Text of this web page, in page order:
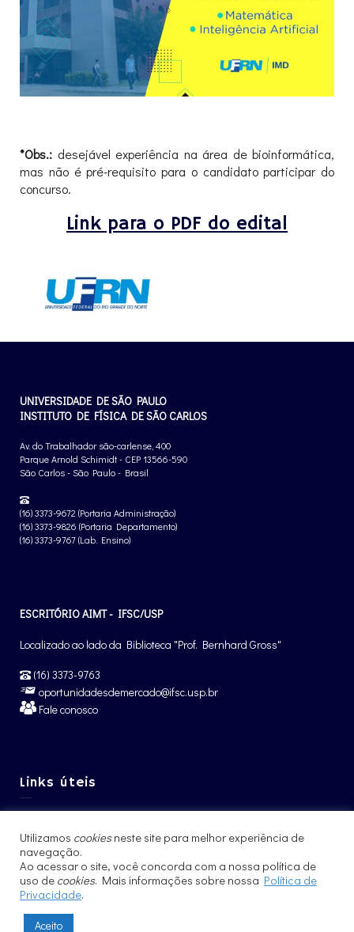
*Obs.: desejável experiência na área de bioinformática,
mas não é pré-requisito para o candidato participar do
concurso.
Link para o PDF do edital
UNIVERSIDADE DE SÃO PAULO
INSTITUTO DE FÍSICA DE SÃO CARLOS
Av. do Trabalhador são-carlense, 400
Parque Arnold Schimidt - CEP 13566-590
São Carlos - São Paulo - Brasil
(16) 3373-9672 (Portaria Administração)
(16) 3373-9826 (Portaria Departamento)
(16) 3373-9767 (Lab. Ensino)
ESCRITÓRIO AIMT - IFSC/USP
Localizado ao lado da Biblioteca "Prof. Bernhard Gross"
(16) 3373-9763
oportunidadesdemercado@ifsc.usp.br
Fale conosco
Links úteis
Pós-Graduação IFSC
Intercâmbio – CCNInt
Utilizamos cookiesneste site para melhor experiência de
navegação.
Ao acessar o site, você concorda com a nossa política de
uso de cookies. Mais informações sobre nossa Política de
Privacidade.
Aceito